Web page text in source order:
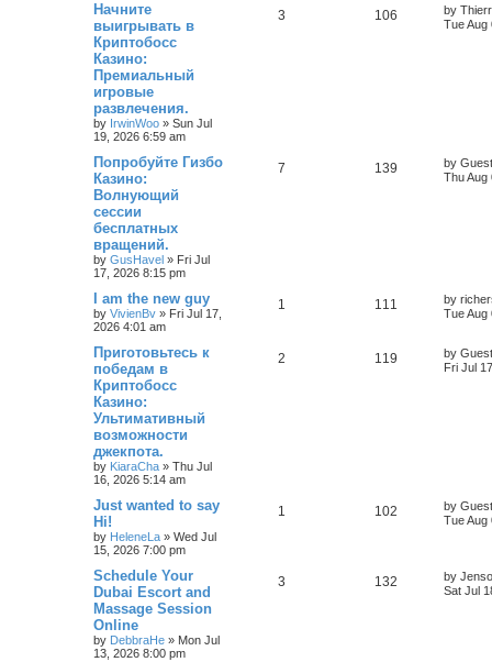
Начните
выигрывать в
Криптобосс
Казино:
Премиальный
игровые
развлечения.
by IrwinWoo » Sun Jul
19, 2026 6:59 am
3 106 by
Tue Aug
Попробуйте Гизбо
Казино:
Волнующий
сессии
бесплатных
вращений.
by GusHavel » Fri Jul
17, 2026 8:15 pm
7 139 by Guest
Thu Aug
I am the new guy
by VivienBv » Fri Jul 17,
2026 4:01 am
1 111 by
Tue Aug
Приготовьтесь к
победам в
Криптобосс
Казино:
Ультимативный
возможности
джекпота.
by KiaraCha » Thu Jul
16, 2026 5:14 am
2 119 by Guest
Fri Jul
Just wanted to say
Hi!
by HeleneLa » Wed Jul
15, 2026 7:00 pm
1 102 by Guest
Tue Aug
Schedule Your
Dubai Escort and
Massage Session
Online
by DebbraHe » Mon Jul
13, 2026 8:00 pm
3 132 by
Sat Jul